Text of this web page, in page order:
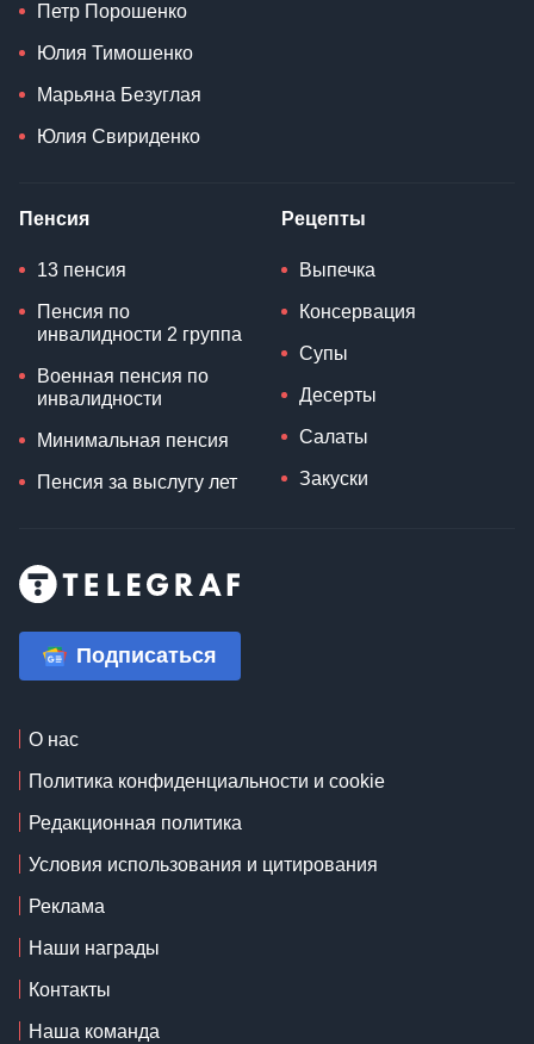
Петр Порошенко
Юлия Тимошенко
Марьяна Безуглая
Юлия Свириденко
Пенсия
13 пенсия
Пенсия по
инвалидности 2 группа
Военная пенсия по
инвалидности
Минимальная пенсия
Пенсия за выслугу лет
Рецепты
Выпечка
Консервация
Супы
Десерты
Салаты
Закуски
Подписаться
О нас
Политика конфиденциальности и cookie
Редакционная политика
Условия использования и цитирования
Реклама
Наши награды
Контакты
Наша команда